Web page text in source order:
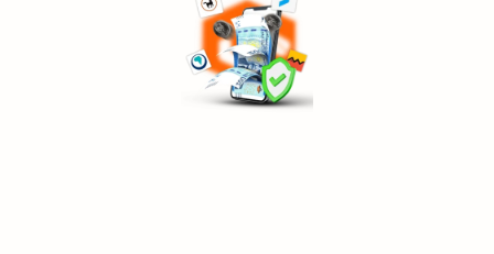
fichiers nécessaires dans la RAM pour les récupérer
rapidement. Si la mémoire vive manque, le PC utilise
le stockage interne, qui reste beaucoup plus lent.
C’est pour cela que les ordinateurs avec une bonne